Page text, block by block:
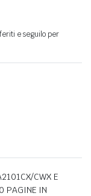
CWX E
IN